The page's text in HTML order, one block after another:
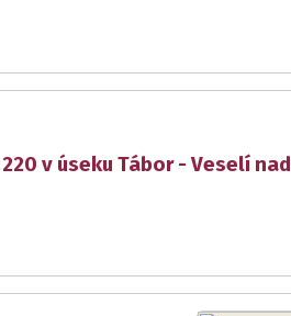
v úseku Tábor - Veselí nad